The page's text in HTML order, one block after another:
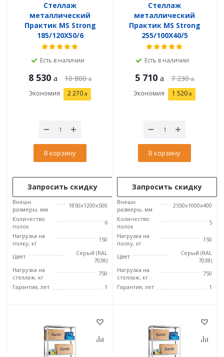
Стеллаж
металлический
Практик MS Strong
185/120X50/6
Есть в наличии
8 530 10 800
Экономия 2 270
В корзину
Запросить скидку
Внешн.
размеры, мм
1850x1200x500
Количество
полок
6
Нагрузка на
полку, кг
150
Цвет
Серый (RAL
7038)
Нагрузка на
стеллаж, кг
750
Гарантия, лет
1
Стеллаж
металлический
Практик MS Strong
255/100X40/5
Есть в наличии
5 710 7 230
Экономия 1 520
В корзину
Запросить скидку
Внешн.
размеры, мм
2550x1000x400
Количество
полок
5
Нагрузка на
полку, кг
150
Цвет
Серый (RAL
7038)
Нагрузка на
стеллаж, кг
750
Гарантия, лет
1